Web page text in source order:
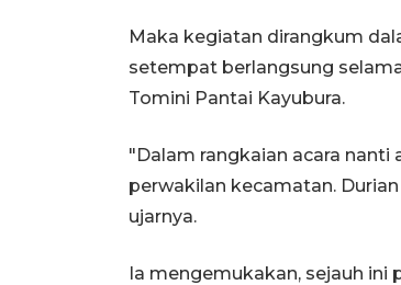
Maka kegiatan dirangkum
setempat berlangsung
Tomini Pantai Kayubura.
"Dalam rangkaian acara
perwakilan kecamatan.
ujarnya.
Ia mengemukakan, sejauh